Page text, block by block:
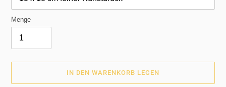
Menge
IN DEN WARENKORB LEGEN